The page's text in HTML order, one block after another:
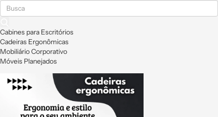
Cabines para Escritórios
Cadeiras Ergonômicas
Mobiliário Corporativo
Móveis Planejados